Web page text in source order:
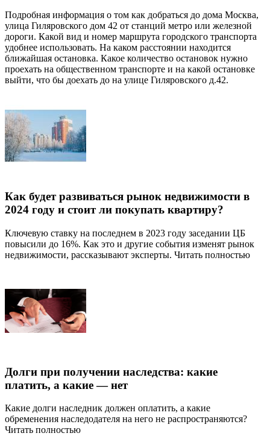
Подробная информация о том как добраться до дома Москва,
улица Гиляровского дом 42 от станций метро или железной
дороги. Какой вид и номер маршрута городского транспорта
удобнее использовать. На каком расстоянии находится
ближайшая остановка. Какое количество остановок нужно
проехать на общественном транспорте и на какой остановке
выйти, что бы доехать до на улице Гиляровского д.42.
Как будет развиваться рынок недвижимости в
2024 году и стоит ли покупать квартиру?
Ключевую ставку на последнем в 2023 году заседании ЦБ
повысили до 16%. Как это и другие события изменят рынок
недвижимости, рассказывают эксперты. Читать полностью
Долги при получении наследства: какие
платить, а какие — нет
Какие долги наследник должен оплатить, а какие
обременения наследодателя на него не распространяются?
Читать полностью